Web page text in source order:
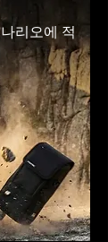
리오에 적